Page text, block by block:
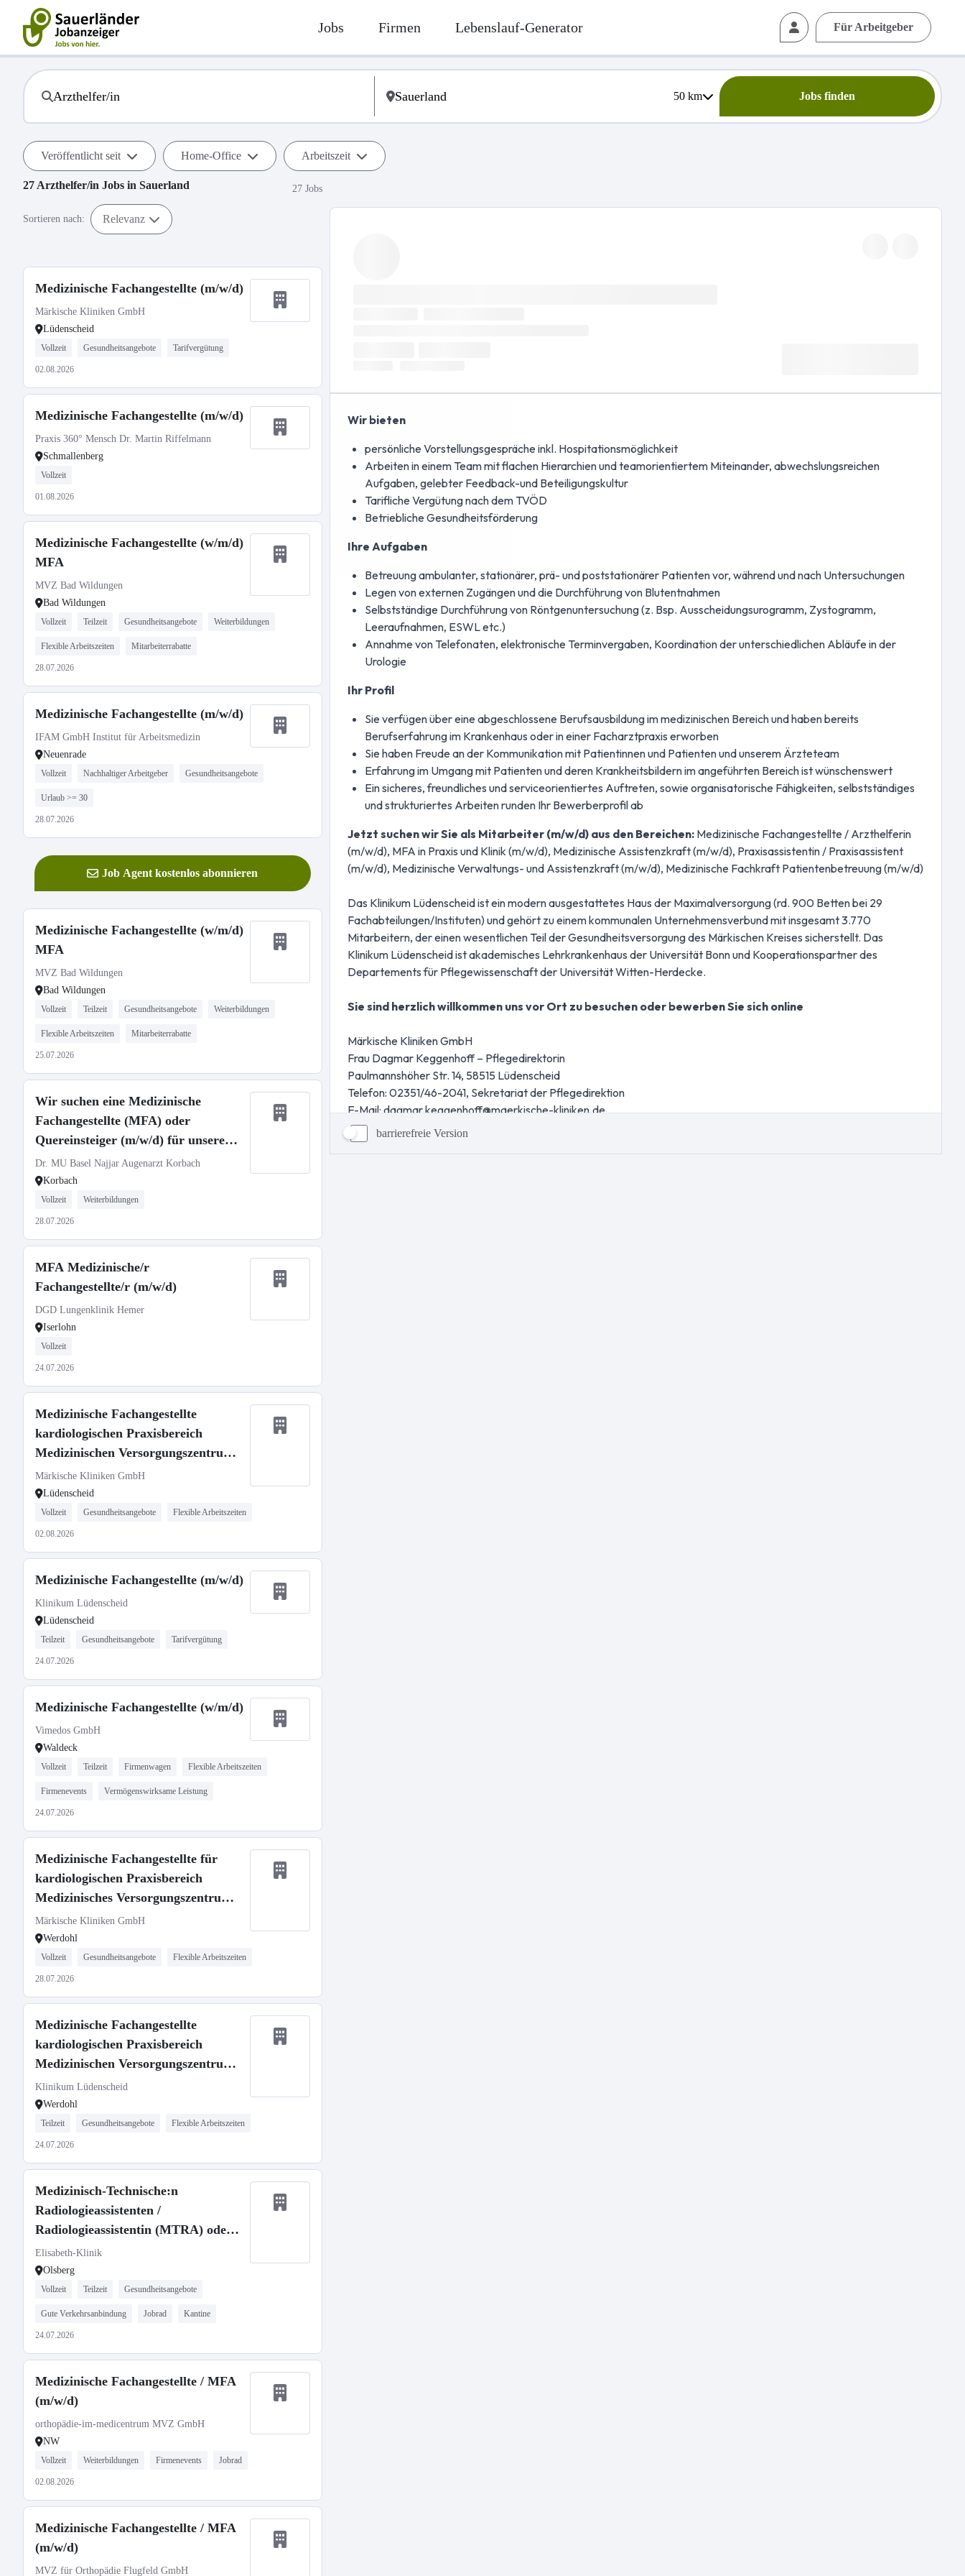
Jobs Firmen Lebenslauf-Generator Für Arbeitgeber
50km Jobs finden
Veröffentlicht seit Home-Office Arbeitszeit
27 Arzthelfer/in Jobs in Sauerland 27 Jobs
Sortieren nach: Relevanz
Medizinische Fachangestellte (m/w/d)
Märkische Kliniken GmbH
Lüdenscheid
Vollzeit Gesundheitsangebote Tarifvergütung
02.08.2026
Medizinische Fachangestellte (m/w/d)
Praxis 360° Mensch Dr. Martin Riffelmann
Schmallenberg
Vollzeit
01.08.2026
Medizinische Fachangestellte (w/m/d)
MFA
MVZ Bad Wildungen
Bad Wildungen
Vollzeit Teilzeit Gesundheitsangebote Weiterbildungen
Flexible Arbeitszeiten Mitarbeiterrabatte
28.07.2026
Medizinische Fachangestellte (m/w/d)
IFAM GmbH Institut für Arbeitsmedizin
Neuenrade
Vollzeit Nachhaltiger Arbeitgeber Gesundheitsangebote
Urlaub >= 30
28.07.2026
Job Agent kostenlos abonnieren
Medizinische Fachangestellte (w/m/d)
MFA
MVZ Bad Wildungen
Bad Wildungen
Vollzeit Teilzeit Gesundheitsangebote Weiterbildungen
Flexible Arbeitszeiten Mitarbeiterrabatte
25.07.2026
Wir suchen eine Medizinische
Fachangestellte (MFA) oder
Quereinsteiger (m/w/d) für unsere
Praxis in Korbach.
Dr. MU Basel Najjar Augenarzt Korbach
Korbach
Vollzeit Weiterbildungen
28.07.2026
MFA Medizinische/r
Fachangestellte/r (m/w/d)
DGD Lungenklinik Hemer
Iserlohn
Vollzeit
24.07.2026
Medizinische Fachangestellte
kardiologischen Praxisbereich
Medizinischen Versorgungszentrums
(m/w/d)
Märkische Kliniken GmbH
Lüdenscheid
Vollzeit Gesundheitsangebote Flexible Arbeitszeiten
02.08.2026
Medizinische Fachangestellte (m/w/d)
Klinikum Lüdenscheid
Lüdenscheid
Teilzeit Gesundheitsangebote Tarifvergütung
24.07.2026
Medizinische Fachangestellte (w/m/d)
Vimedos GmbH
Waldeck
Vollzeit Teilzeit Firmenwagen Flexible Arbeitszeiten
Firmenevents Vermögenswirksame Leistung
24.07.2026
Medizinische Fachangestellte für
kardiologischen Praxisbereich
Medizinisches Versorgungszentrum
(m/w/d)
Märkische Kliniken GmbH
Werdohl
Vollzeit Gesundheitsangebote Flexible Arbeitszeiten
28.07.2026
Medizinische Fachangestellte
kardiologischen Praxisbereich
Medizinischen Versorgungszentrums
(m/w/d)
Klinikum Lüdenscheid
Werdohl
Teilzeit Gesundheitsangebote Flexible Arbeitszeiten
24.07.2026
Medizinisch-Technische:n
Radiologieassistenten /
Radiologieassistentin (MTRA) oder
Medizinische:n Fachangestellte:n
(MFA) mit Röntgenschein (m/w/d) in
Teilzeit
Elisabeth-Klinik
Olsberg
Vollzeit Teilzeit Gesundheitsangebote
Gute Verkehrsanbindung Jobrad Kantine
24.07.2026
Medizinische Fachangestellte / MFA
(m/w/d)
orthopädie-im-medicentrum MVZ GmbH
NW
Vollzeit Weiterbildungen Firmenevents Jobrad
02.08.2026
Medizinische Fachangestellte / MFA
(m/w/d)
MVZ für Orthopädie Flugfeld GmbH
barrierefreie Version